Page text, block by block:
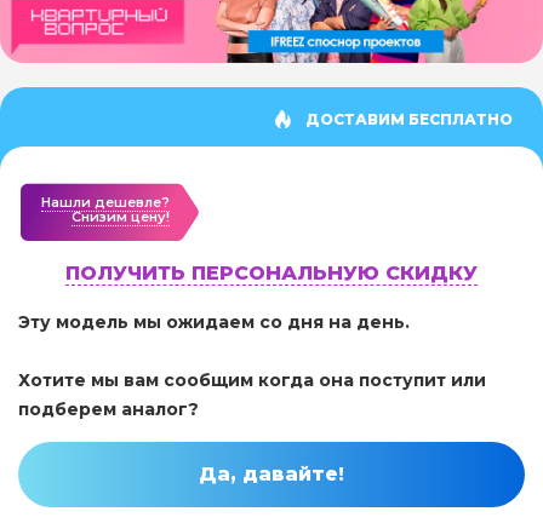
ДОСТАВИМ БЕСПЛАТНО
Нашли дешевле?
Cнизим цену!
ПОЛУЧИТЬ ПЕРСОНАЛЬНУЮ СКИДКУ
Эту модель мы ожидаем со дня на день.
Хотите мы вам сообщим когда она поступит или
подберем аналог?
Да, давайте!